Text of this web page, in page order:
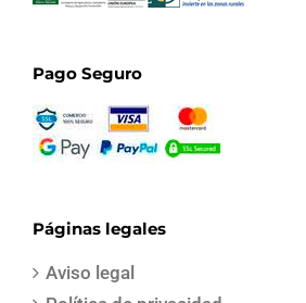
Pago Seguro
Páginas legales
Aviso legal